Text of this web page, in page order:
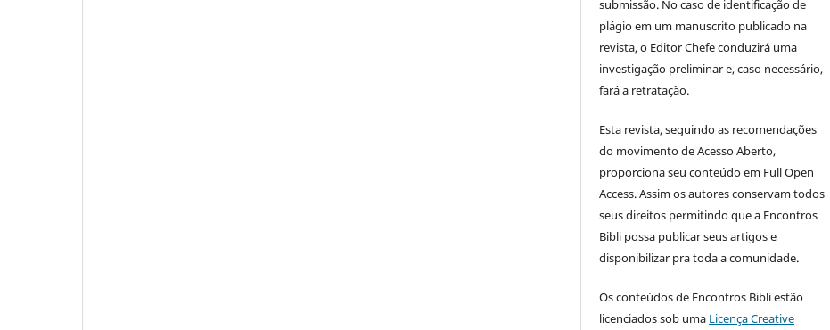
submissão. No caso de identificação de
plágio em um manuscrito publicado na
revista, o Editor Chefe conduzirá uma
investigação preliminar e, caso necessário,
fará a retratação.
Esta revista, seguindo as recomendações
do movimento de Acesso Aberto,
proporciona seu conteúdo em Full Open
Access. Assim os autores conservam todos
seus direitos permitindo que a Encontros
Bibli possa publicar seus artigos e
disponibilizar pra toda a comunidade.
Os conteúdos de Encontros Bibli estão
licenciados sob uma Licença Creative